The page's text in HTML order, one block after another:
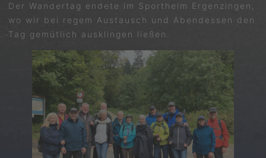
Der Wandertag endete im Sportheim Ergenzingen,
wo wir bei regem Austausch und Abendessen den
Tag gemütlich ausklingen ließen.